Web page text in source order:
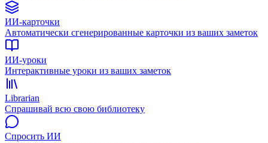
ИИ-карточки
Автоматически сгенерированные карточки из ваших заметок
ИИ-уроки
Интерактивные уроки из ваших заметок
Librarian
Спрашивай всю свою библиотеку
Спросить ИИ